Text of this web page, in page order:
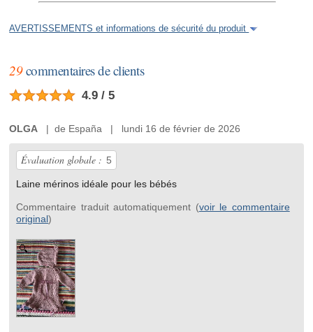
AVERTISSEMENTS et informations de sécurité du produit
29commentaires de clients
4.9 / 5
OLGA | de España | lundi 16 de février de 2026
Évaluation globale : 5
Laine mérinos idéale pour les bébés
Commentaire traduit automatiquement (voir le commentaire
original)